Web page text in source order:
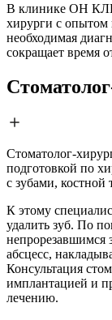
В клинике ОН
хирурги с опытом
необходимая
сокращает время
Стоматолог-
подготовкой по
с зубами, костной
К этому
удалить зуб. По
непрорезавшимся
абсцесс,
Консультация
имплантацией и
лечению.